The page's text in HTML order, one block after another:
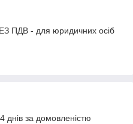
ПДВ - для юридичних осіб
днів за домовленістю